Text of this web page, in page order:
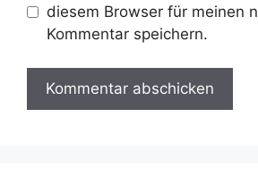
diesem Browser für meinen
Kommentar speichern.